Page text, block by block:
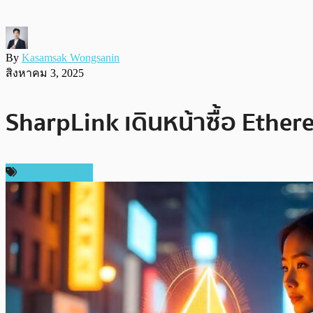
By Kasamsak Wongsanin
สิงหาคม 3, 2025
SharpLink เดินหน้าซื้อ